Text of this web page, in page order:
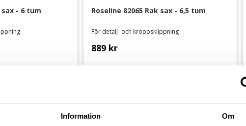
Information Om
sax - 6 tum Roseline 82065 Rak sax - 6,5 tum
För detalj- och kroppsklippning
889 kr
Andra köpte även